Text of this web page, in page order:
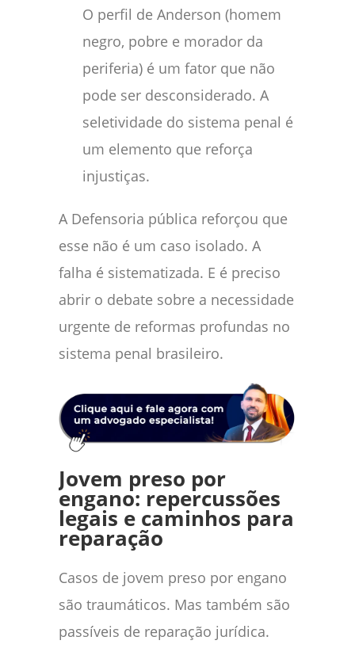
O perfil de Anderson (homem
negro, pobre e morador da
periferia) é um fator que não
pode ser desconsiderado. A
seletividade do sistema penal é
um elemento que reforça
injustiças.
A Defensoria pública reforçou que
esse não é um caso isolado. A
falha é sistematizada. E é preciso
abrir o debate sobre a necessidade
urgente de reformas profundas no
sistema penal brasileiro.
Jovem preso por
engano: repercussões
legais e caminhos para
reparação
Casos de jovem preso por engano
são traumáticos. Mas também são
passíveis de reparação jurídica.